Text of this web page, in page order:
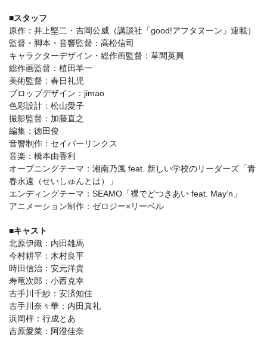
■スタッフ
原作：井上堅二・吉岡公威（講談社「good!アフタヌーン」連載）
監督・脚本・音響監督：高松信司
キャラクターデザイン・総作画監督：草間英興
総作画監督：植田羊一
美術監督：春日礼児
プロップデザイン：jimao
色彩設計：松山愛子
撮影監督：加藤直之
編集：徳田俊
音響制作：セイバーリンクス
音楽：橋本由香利
オープニングテーマ：湘南乃風 feat. 新しい学校のリーダーズ「青
春永遠（せいしゅんとは）」
エンディングテーマ：SEAMO「裸でどつきあい feat. May’n」
アニメーション制作：ゼロジー×リーベル
■キャスト
北原伊織：内田雄馬
今村耕平：木村良平
時田信治：安元洋貴
寿竜次郎：小西克幸
古手川千紗：安済知佳
古手川奈々華：内田真礼
浜岡梓：行成とあ
吉原愛菜：阿澄佳奈